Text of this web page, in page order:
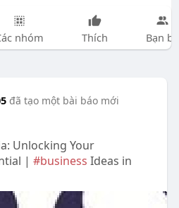
nhóm Thích Bạn bè
đã tạo một bài báo mới
Unlocking Your
| #business Ideas in